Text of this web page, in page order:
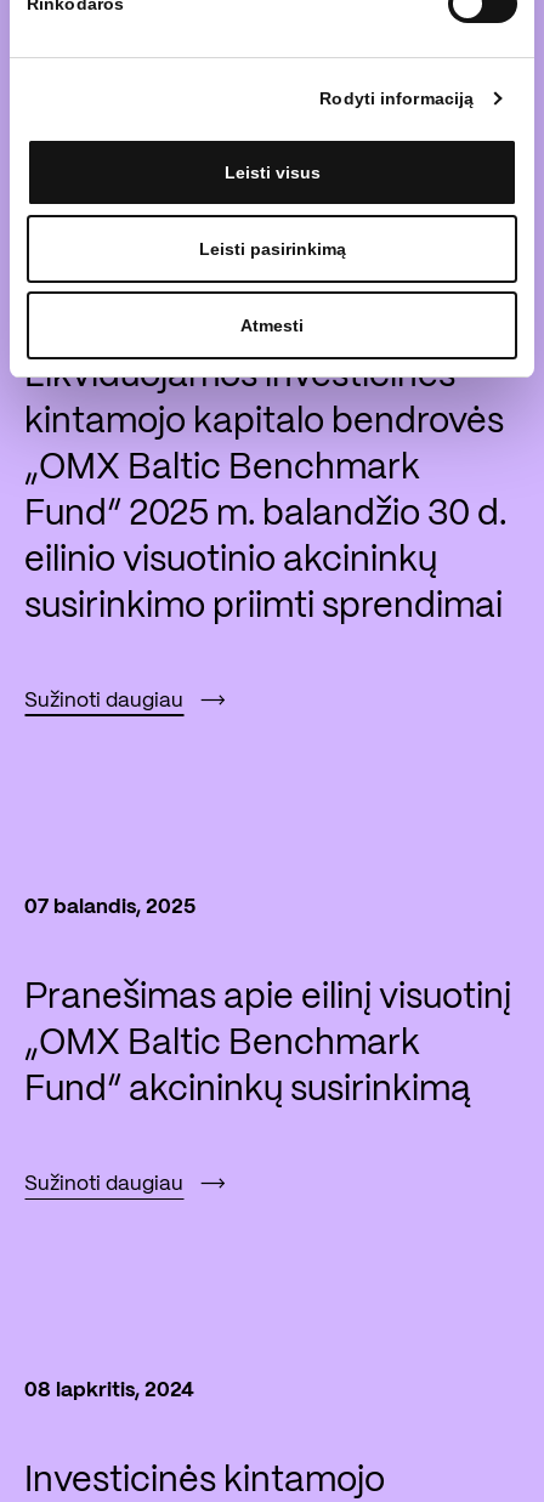
Rodyti informaciją
Leisti visus
Leisti pasirinkimą
Atmesti
30 balandis, 2025
Likviduojamos investicinės
kintamojo kapitalo bendrovės
„OMX Baltic Benchmark
Fund“ 2025 m. balandžio 30 d.
eilinio visuotinio akcininkų
susirinkimo priimti sprendimai
Sužinoti daugiau
07 balandis, 2025
Pranešimas apie eilinį visuotinį
„OMX Baltic Benchmark
Fund“ akcininkų susirinkimą
Sužinoti daugiau
08 lapkritis, 2024
Investicinės kintamojo